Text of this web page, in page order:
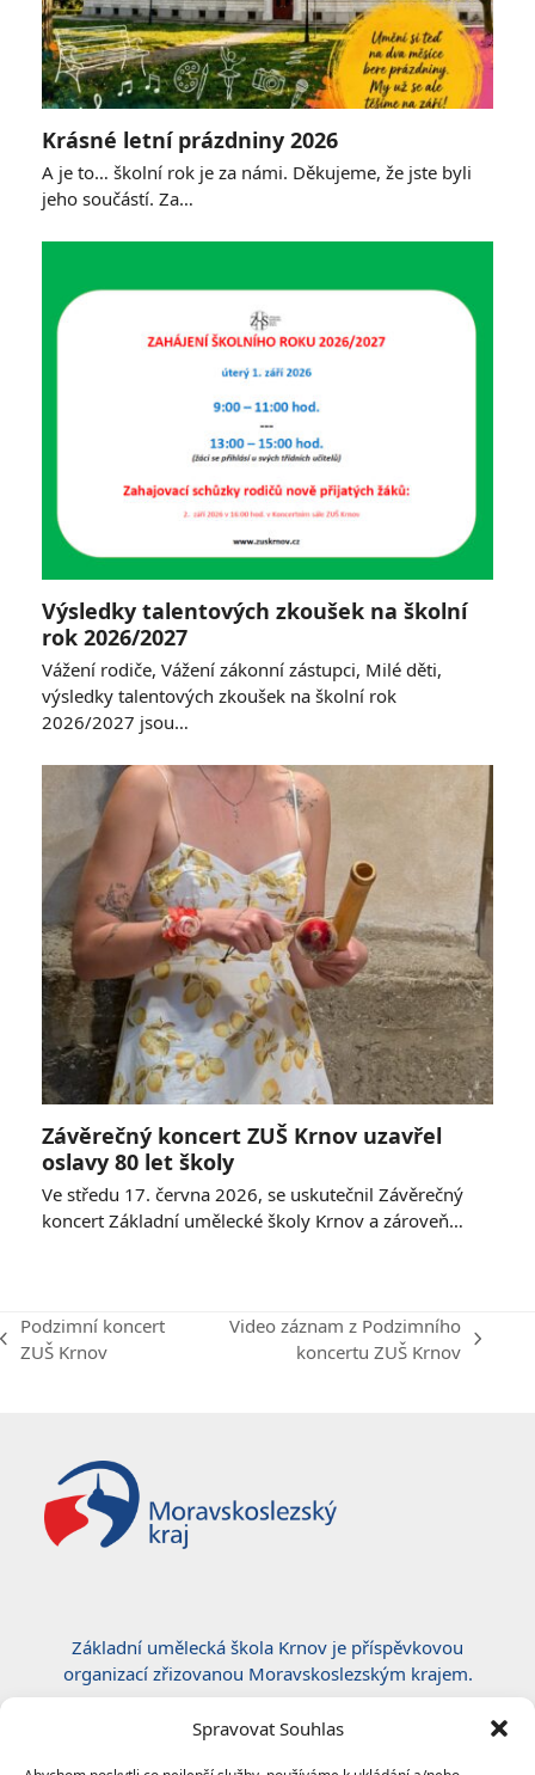
Spravovat Souhlas
Krásné letní prázdniny 2026
A je to… školní rok je za námi. Děkujeme, že jste byli
jeho součástí. Za…
Výsledky talentových zkoušek na školní
rok 2026/2027
Vážení rodiče, Vážení zákonní zástupci, Milé děti,
výsledky talentových zkoušek na školní rok
2026/2027 jsou…
Závěrečný koncert ZUŠ Krnov uzavřel
oslavy 80 let školy
Ve středu 17. června 2026, se uskutečnil Závěrečný
koncert Základní umělecké školy Krnov a zároveň…
previous
Podzimní koncert
ZUŠ Krnov
Video záznam z Podzimního
koncertu ZUŠ Krnov
Základní umělecká škola Krnov je příspěvkovou
organizací zřizovanou Moravskoslezským krajem.
Certifikace ČSN EN ISO 50001:2019